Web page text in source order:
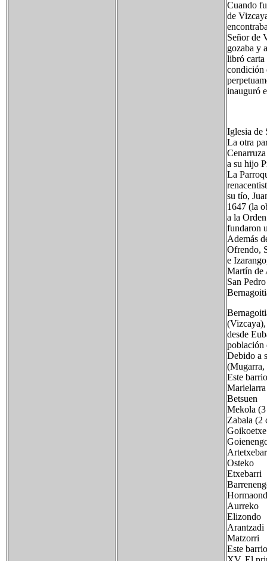
Cuando
de
Señor de
gozaba y
libró carta
condición
inauguró
Iglesia de
La otra
a su hijo
La
su tío,
1647 (la
a la
fundaron
Además
Ofrendo,
e
Martín de
San
desde
población
Debido a
(Mugarra,
Este
Betsuen
Mekola (3
Zabala (2
Goikoetxe
Osteko
Etxebarri
Aurreko
Elizondo
Arantzadi
Matzorri
Este